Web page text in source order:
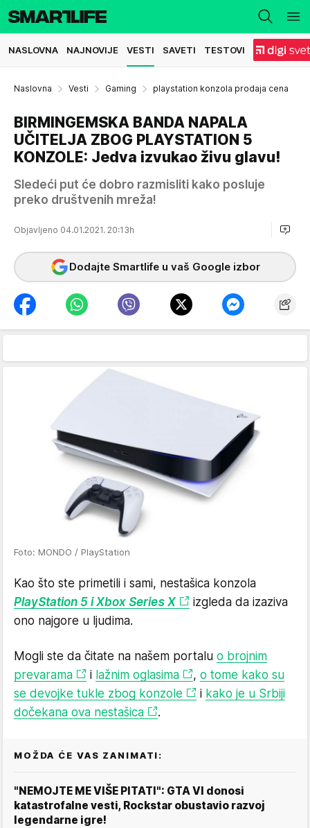
NASLOVNA NAJNOVIJE VESTI SAVETI TESTOVI
Naslovna Vesti Gaming playstation konzola prodaja cena
BIRMINGEMSKA BANDA NAPALA
UČITELJA ZBOG PLAYSTATION 5
KONZOLE: Jedva izvukao živu glavu!
Sledeći put će dobro razmisliti kako posluje
preko društvenih mreža!
Objavljeno 04.01.2021. 20:13h
Dodajte Smartlife u vaš Google izbor
Foto: MONDO / PlayStation
Kao što ste primetili i sami, nestašica konzola
PlayStation 5 i Xbox Series X
izgleda da izaziva
ono najgore u ljudima.
Mogli ste da čitate na našem portalu o brojnim
prevarama
i lažnim oglasima , o tome kako su
se devojke tukle zbog konzole
i kako je u Srbiji
dočekana ova nestašica
.
MOŽDA ĆE VAS ZANIMATI:
"NEMOJTE ME VIŠE PITATI": GTA VI donosi
katastrofalne vesti, Rockstar obustavio razvoj
legendarne igre!